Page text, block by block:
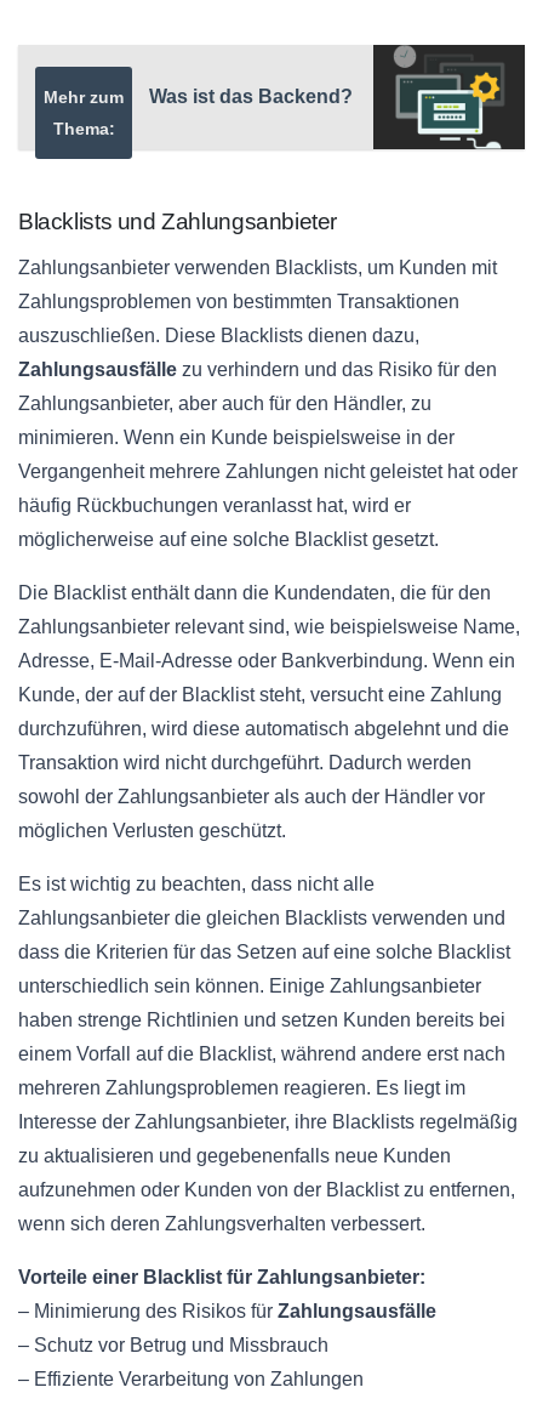
Mehr zum
Thema:
Was ist das Backend?
Blacklists und Zahlungsanbieter
Zahlungsanbieter verwenden Blacklists, um Kunden mit
Zahlungsproblemen von bestimmten Transaktionen
auszuschließen. Diese Blacklists dienen dazu,
Zahlungsausfälle zu verhindern und das Risiko für den
Zahlungsanbieter, aber auch für den Händler, zu
minimieren. Wenn ein Kunde beispielsweise in der
Vergangenheit mehrere Zahlungen nicht geleistet hat oder
häufig Rückbuchungen veranlasst hat, wird er
möglicherweise auf eine solche Blacklist gesetzt.
Die Blacklist enthält dann die Kundendaten, die für den
Zahlungsanbieter relevant sind, wie beispielsweise Name,
Adresse, E-Mail-Adresse oder Bankverbindung. Wenn ein
Kunde, der auf der Blacklist steht, versucht eine Zahlung
durchzuführen, wird diese automatisch abgelehnt und die
Transaktion wird nicht durchgeführt. Dadurch werden
sowohl der Zahlungsanbieter als auch der Händler vor
möglichen Verlusten geschützt.
Es ist wichtig zu beachten, dass nicht alle
Zahlungsanbieter die gleichen Blacklists verwenden und
dass die Kriterien für das Setzen auf eine solche Blacklist
unterschiedlich sein können. Einige Zahlungsanbieter
haben strenge Richtlinien und setzen Kunden bereits bei
einem Vorfall auf die Blacklist, während andere erst nach
mehreren Zahlungsproblemen reagieren. Es liegt im
Interesse der Zahlungsanbieter, ihre Blacklists regelmäßig
zu aktualisieren und gegebenenfalls neue Kunden
aufzunehmen oder Kunden von der Blacklist zu entfernen,
wenn sich deren Zahlungsverhalten verbessert.
Vorteile einer Blacklist für Zahlungsanbieter:
– Minimierung des Risikos für Zahlungsausfälle
– Schutz vor Betrug und Missbrauch
– Effiziente Verarbeitung von Zahlungen